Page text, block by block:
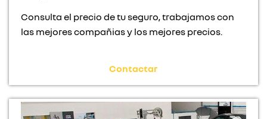
Consulta el precio de tu seguro, trabajamos con
las mejores compañias y los mejores precios.
Contactar